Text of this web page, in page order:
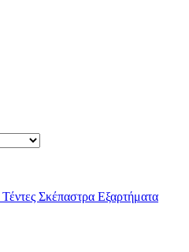
Τέντες Σκέπαστρα Εξαρτήματα